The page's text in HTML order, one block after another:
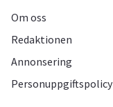
Om oss
Redaktionen
Annonsering
Personuppgiftspolicy